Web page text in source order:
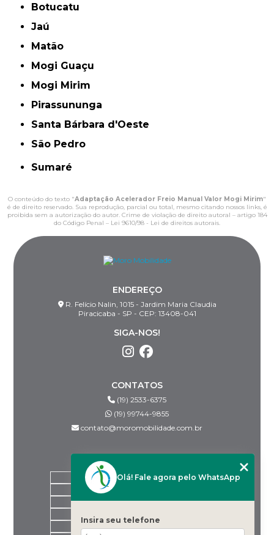
Botucatu
Jaú
Matão
Mogi Guaçu
Mogi Mirim
Pirassununga
Santa Bárbara d'Oeste
São Pedro
Sumaré
O conteúdo do texto "Adaptação Acelerador Freio Manual Valor Mogi Mirim"
é de direito reservado. Sua reprodução, parcial ou total, mesmo citando nossos links, é
proibida sem a autorização do autor. Crime de violação de direito autoral – artigo 184
do Código Penal – Lei 9610/98 - Lei de direitos autorais
ENDEREÇO
R. Felício Nalin, 1015 - Jardim Maria Claudia
Piracicaba - SP - CEP: 13408-041
SIGA-NOS!
CONTATOS
(19) 2533-6375
(19) 99744-9855
contato@moromobilidade.com.br
HOME
PRODUTOS
Olá! Fale agora pelo WhatsApp
Insira seu telefone